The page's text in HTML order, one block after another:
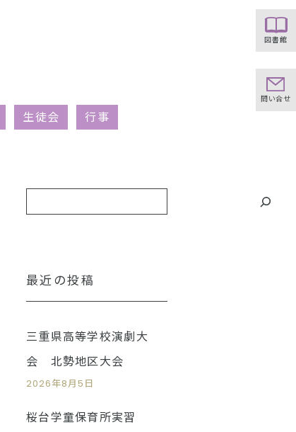
生徒会 行事
最近の投稿
三重県高等学校演劇大
会 北勢地区大会
2026年8月5日
桜台学童保育所実習
図書館
問い合せ